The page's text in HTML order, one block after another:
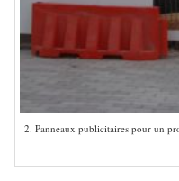
2. Panneaux publicitaires pour un